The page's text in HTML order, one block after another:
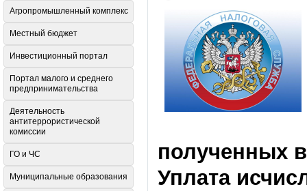
полученных
Уплата
Агропромышленный комплекс
Местный бюджет
Инвестиционный портал
Портал малого и среднего
предпринимательства
Деятельность
антитеррористической
комиссии
ГО и ЧС
Муниципальные образования